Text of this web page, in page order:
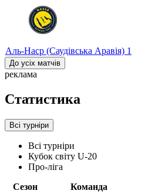
Аль-Наср (Саудівська Аравія) 1
До усіх матчів
реклама
Статистика
Всі турніри
Всі турніри
Кубок світу U-20
Про-ліга
Сезон
Команда